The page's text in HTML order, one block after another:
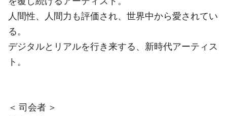
人間性、人間力も評価され、世界中から愛されてい
る。
デジタルとリアルを行き来する、新時代アーティス
ト。
＜ 司会者 ＞